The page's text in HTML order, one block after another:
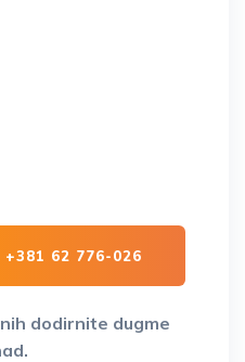
+381 62 776-026
dodirnite dugme